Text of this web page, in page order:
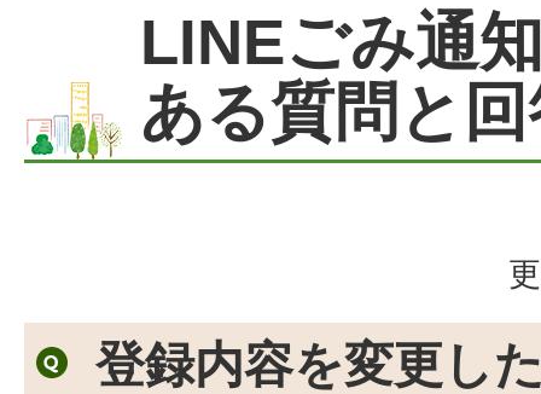
LINEごみ通
ある質問と
登録内容を変更し